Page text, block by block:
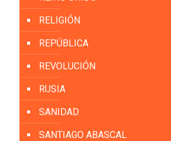
RELIGIÓN
REPÚBLICA
REVOLUCIÓN
RUSIA
SANIDAD
SANTIAGO ABASCAL